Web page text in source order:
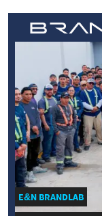
E&N BRANDLAB